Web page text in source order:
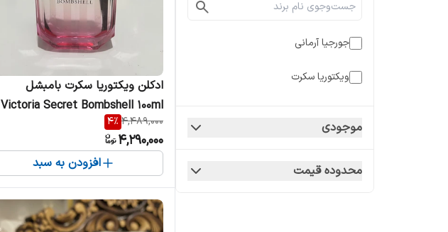
جورجیا آرمانی
ویکتوریا سکرت
موجودی
محدوده قیمت
ادکلن ویکتوریا سکرت بامبشل
Victoria Secret Bombshell 100ml
زنانه
4,489,000
4%
4,290,000
افزودن به سبد